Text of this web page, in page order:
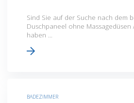
Sind Sie auf der Suche nach dem
Duschpaneel ohne Massagedüsen
haben ...
BADEZIMMER